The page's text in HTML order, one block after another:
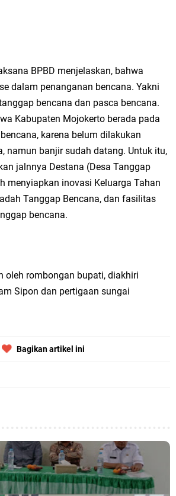
BPBD menjelaskan, bahwa
dalam penanganan bencana. Yakni
bencana dan pasca bencana.
Kabupaten Mojokerto berada pada
karena belum dilakukan
namun banjir sudah datang. Untuk itu,
jalnnya Destana (Desa Tanggap
menyiapkan inovasi Keluarga Tahan
Tanggap Bencana, dan fasilitas
bencana.
oleh rombongan bupati, diakhiri
Sipon dan pertigaan sungai
Bagikan artikel ini